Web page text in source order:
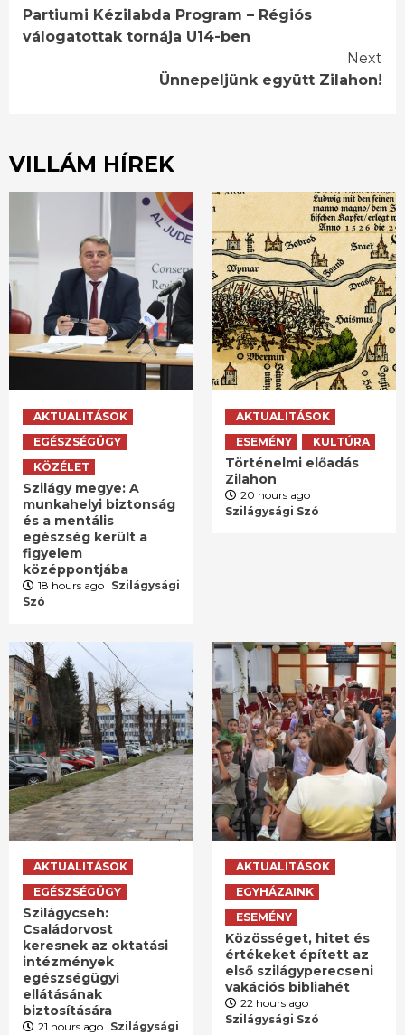
Reading
Partiumi Kézilabda Program – Régiós
válogatottak tornája U14-ben
Next
Ünnepeljünk együtt Zilahon!
VILLÁM HÍREK
AKTUALITÁSOK
EGÉSZSÉGÜGY
KÖZÉLET
Szilágy megye: A
munkahelyi biztonság
és a mentális
egészség került a
figyelem
középpontjába
18 hours ago Szilágysági
Szó
AKTUALITÁSOK
ESEMÉNY
KULTÚRA
Történelmi előadás
Zilahon
20 hours ago
Szilágysági Szó
AKTUALITÁSOK
EGÉSZSÉGÜGY
Szilágycseh:
Családorvost
keresnek az oktatási
intézmények
egészségügyi
ellátásának
biztosítására
21 hours ago Szilágysági
AKTUALITÁSOK
EGYHÁZAINK
ESEMÉNY
Közösséget, hitet és
értékeket épített az
első szilágyperecseni
vakációs bibliahét
22 hours ago
Szilágysági Szó